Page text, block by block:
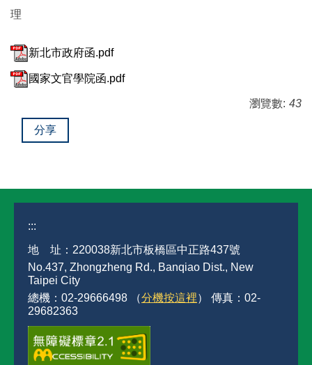
理
新北市政府函.pdf
國家文官學院函.pdf
瀏覽數: 43
分享
:::
地 址：220038新北市板橋區中正路437號
No.437, Zhongzheng Rd., Banqiao Dist., New
Taipei City
總機：02-29666498 （分機按這裡） 傳真：02-
29682363